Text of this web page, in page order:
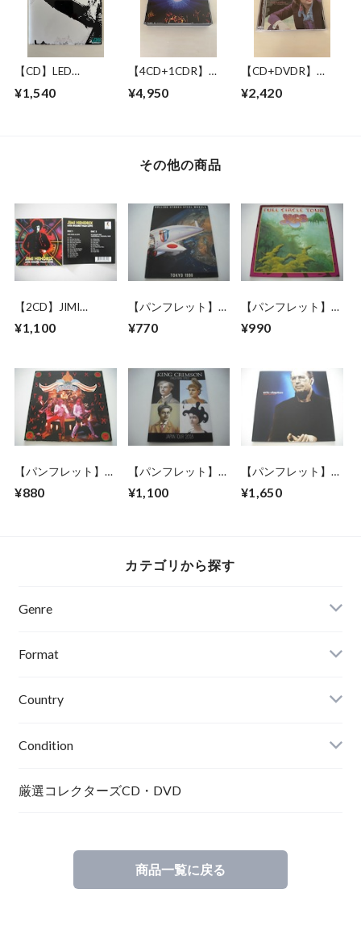
【CD】LED
ZEPPELIN
¥1,540
【4CD+1CDR】
RAVING LUNATICS
¥4,950
【CD+DVDR】
COLLECTION
¥2,420
その他の商品
【2CD】JIMI
HENDRIX / AXIS:
BOLDER THAN
¥1,100
【パンフレット】
ROLLING STONES /
STEEL WHEELS
¥770
【パンフレット】
YES / FULL CIRCLE
TOUR
¥990
【パンフレット】
STYX / 1982 JAPAN
TOUR
¥880
【パンフレット】
KING CRIMSON /
2018 JAPAN TOUR
¥1,100
【パンフレット】
ERIC CLAPTON /
1999 JAPAN TOUR
¥1,650
カテゴリから探す
Genre
Format
Country
Condition
厳選コレクターズCD・DVD
商品一覧に戻る